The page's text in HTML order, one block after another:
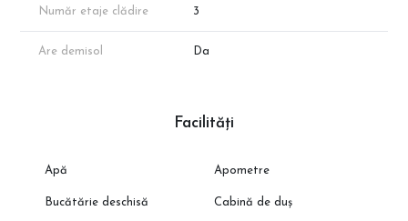
Număr etaje clădire 3
Are demisol Da
Facilități
Apă Apometre
Bucătărie deschisă Cabină de duș